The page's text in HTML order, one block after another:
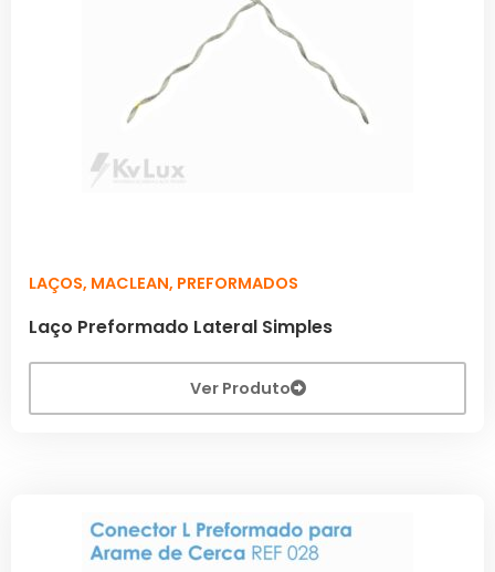
LAÇOS, MACLEAN, PREFORMADOS
Laço Preformado Lateral Simples
Ver Produto